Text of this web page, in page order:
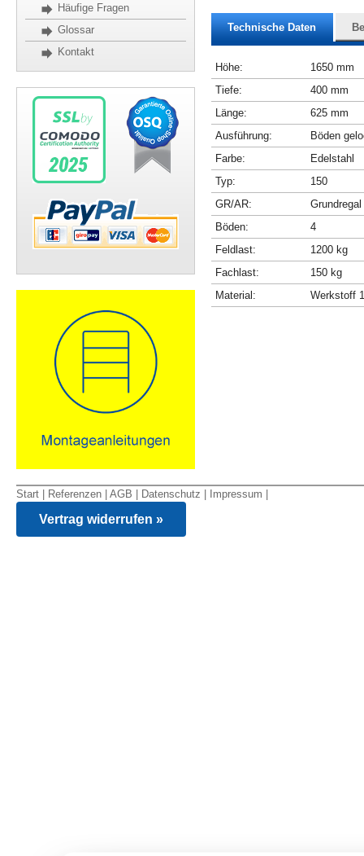
Häufige Fragen
Glossar
Kontakt
Technische Daten
Höhe:
1650 mm
Tiefe:
400 mm
Länge:
625 mm
Ausführung:
Böden
Farbe:
Edelstahl
Typ:
150
GR/AR:
Grundregal
Böden:
4
Feldlast:
1200 kg
Fachlast:
150 kg
Material:
Werkstoff
Start Referenzen AGB Datenschutz Impressum
Vertrag widerrufen »